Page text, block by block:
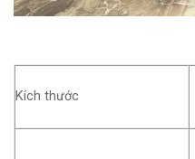
Kích thước